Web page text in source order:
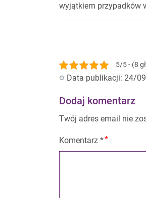
wyjątkiem przypadków
5/5 - (8
Data publikacji: 24/
Dodaj komentarz
Twój adres email nie
Komentarz *